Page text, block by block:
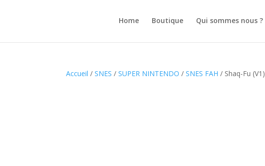
Home Boutique Qui sommes nous ?
Accueil /SNES /SUPER NINTENDO /SNES FAH / Shaq-Fu (V1)